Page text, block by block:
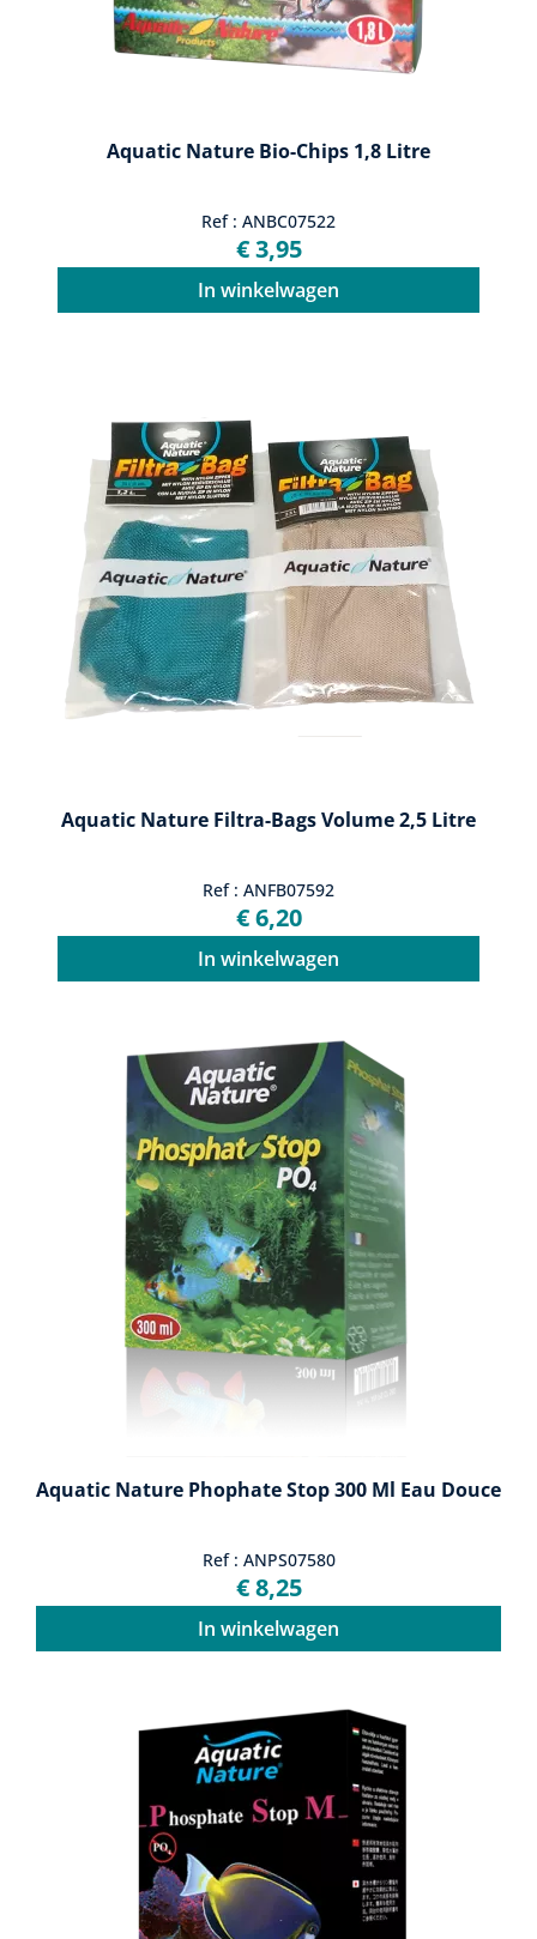
Aquatic Nature Bio-Chips 1,8 Litre
Ref : ANBC07522
€ 3,95
In winkelwagen
Aquatic Nature Filtra-Bags Volume 2,5 Litre
Ref : ANFB07592
€ 6,20
In winkelwagen
Aquatic Nature Phophate Stop 300 Ml Eau Douce
Ref : ANPS07580
€ 8,25
In winkelwagen